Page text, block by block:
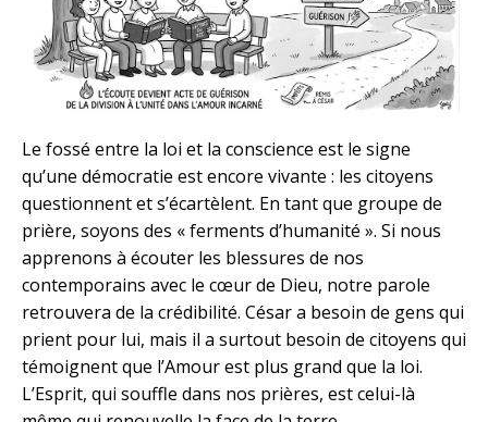
Le fossé entre la loi et la conscience est le signe
qu’une démocratie est encore vivante : les citoyens
questionnent et s’écartèlent. En tant que groupe de
prière, soyons des « ferments d’humanité ». Si nous
apprenons à écouter les blessures de nos
contemporains avec le cœur de Dieu, notre parole
retrouvera de la crédibilité. César a besoin de gens qui
prient pour lui, mais il a surtout besoin de citoyens qui
témoignent que l’Amour est plus grand que la loi.
L’Esprit, qui souffle dans nos prières, est celui-là